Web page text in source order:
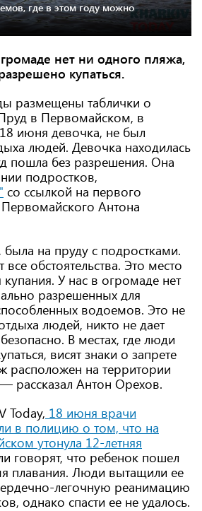
где в этом году можно
нет ни одного пляжа,
купаться.
размещены таблички о
в Первомайском, в
июня девочка, не был
людей. Девочка находилась
пошла без разрешения. Она
подростков,
со ссылкой на первого
Первомайского Антона
на пруду с подростками.
обстоятельства. Это место
У нас в огромаде нет
разрешенных для
водоемов. Это не
людей, никто не дает
В местах, где люди
висят знаки о запрете
расположен на территории
рассказал Антон Орехов.
Today, 18 июня врачи
в полицию о том, что на
утонула 12-летняя
говорят, что ребенок пошел
плавания. Люди вытащили ее
легочную реанимацию
однако спасти ее не удалось.